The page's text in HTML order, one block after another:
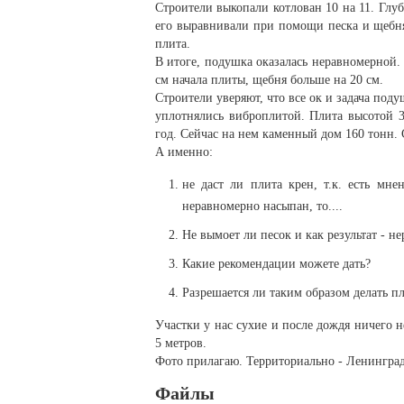
Строители выкопали котлован 10 на 11.
его выравнивали при помощи песка и
плита.
В итоге, подушка оказалась
см начала плиты, щебня больше на 20 см.
Строители уверяют, что все ок и задача
уплотнялись виброплитой. Плита
год. Сейчас на нем каменный дом 160 тонн.
А именно:
не даст ли плита крен, т.к. есть
неравномерно насыпан, то....
Не вымоет ли песок и как результат -
Какие рекомендации можете дать?
Разрешается ли таким образом делать
Участки у нас сухие и после дождя ничего
5 метров.
Фото прилагаю. Территориально -
Файлы